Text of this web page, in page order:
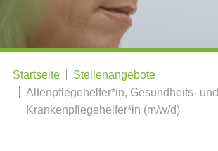
Startseite
Stellenangebote
Altenpflegehelfer*in, Gesundheits- und
Krankenpflegehelfer*in (m/w/d)